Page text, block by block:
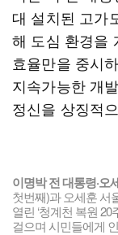
대 설치된 고가
해 도심 환경을
효율만을 중시
지속가능한 개
정신을 상징적
이명박 전 대통령·오
첫번째)과 오세훈 서
열린 ‘청계천 복원
걸으며 시민들에게